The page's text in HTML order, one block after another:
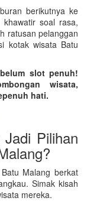
berikutnya ke
soal rasa,
ratusan pelanggan
kotak wisata Batu
slot penuh!
wisata,
hati.
Pilihan
Malang berkat
Simak kisah
mereka.